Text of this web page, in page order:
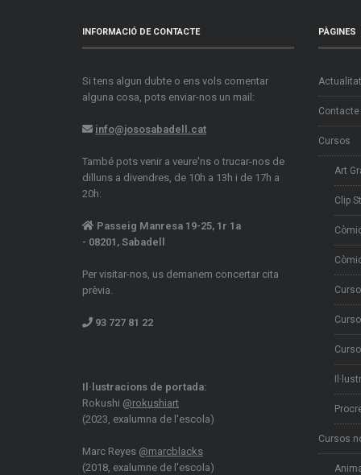
INFORMACIÓ DE CONTACTE
Si tens algun dubte o ens vols comentar
alguna cosa, pots enviar-nos un mail:
info@jososabadell.cat
També pots venir a veure'ns o trucar-nos de
dilluns a divendres, de 10h a 13h i de 17h a
20h:
Passeig Manresa 19-25, 1r 1a
- 08201, Sabadell
Per visitar-nos, us demanem concertar cita
prèvia.
93 727 81 22
Il·lustracions de portada:
Rokushi @rokushiart
(2023, exalumna de l'escola)
Marc Reyes @marcblacks
(2018, exalumne de l'escola)
PÀGINES
Actualitat
Contacte
Cursos
Art
Clip
Cursos